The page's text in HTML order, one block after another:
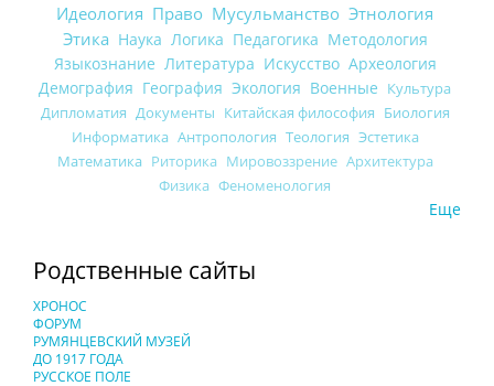
Идеология Право Мусульманство Этнология
Этика Наука Логика Педагогика Методология
Языкознание Литература Искусство Археология
Демография География Экология Военные Культура
Дипломатия Документы Китайская философия Биология
Информатика Антропология Теология Эстетика
Математика Риторика Мировоззрение Архитектура
Физика Феноменология
Еще
Родственные сайты
ХРОНОС
ФОРУМ
РУМЯНЦЕВСКИЙ МУЗЕЙ
ДО 1917 ГОДА
РУССКОЕ ПОЛЕ